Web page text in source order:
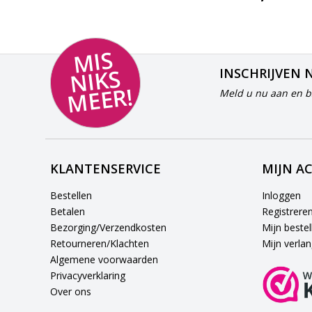
MI
S
NI
K
S
M
E
E
R!
INSCHRIJVEN
Meld u nu aan en
KLANTENSERVICE
Bestellen
Betalen
Bezorging/Verzendkosten
Retourneren/Klachten
Algemene voorwaarden
Privacyverklaring
Over ons
MIJN
Inloggen
Registreren
Mijn
Mijn